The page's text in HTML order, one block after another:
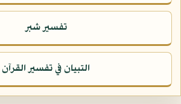
تفسير شبر
التبيان في تفسير القرآن